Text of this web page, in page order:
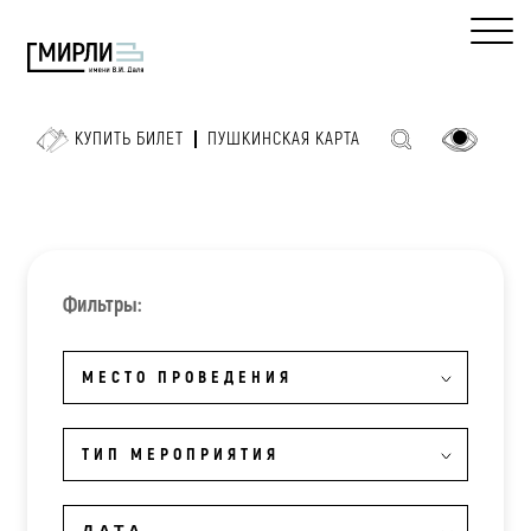
КУПИТЬ БИЛЕТ ПУШКИНСКАЯ КАРТА
Фильтры:
МЕСТО ПРОВЕДЕНИЯ
ТИП МЕРОПРИЯТИЯ